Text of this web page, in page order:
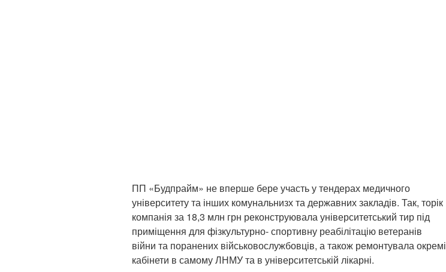
ПП «Будпрайм» не вперше бере участь у тендерах медичного
університету та інших комунальнизх та державних закладів. Так, торік
компанія за 18,3 млн грн реконструювала університетський тир під
приміщення для фізкультурно- спортивну реабілітацію ветеранів
війни та поранених військовослужбовців, а також ремонтувала окремі
кабінети в самому ЛНМУ та в університетській лікарні.